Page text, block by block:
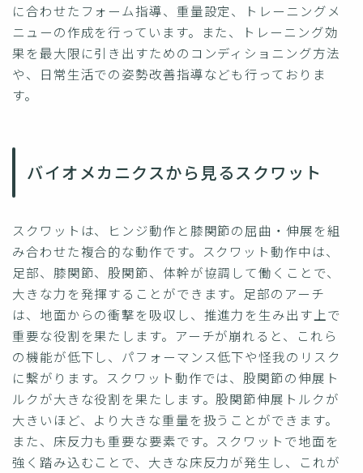
に合わせたフォーム指導、重量設定、トレーニングメ
ニューの作成を行っています。また、トレーニング効
果を最大限に引き出すためのコンディショニング方法
や、日常生活での姿勢改善指導なども行っておりま
す。
バイオメカニクスから見るスクワット
スクワットは、ヒンジ動作と膝関節の屈曲・伸展を組
み合わせた複合的な動作です。スクワット動作中は、
足部、膝関節、股関節、体幹が協調して働くことで、
大きな力を発揮することができます。足部のアーチ
は、地面からの衝撃を吸収し、推進力を生み出す上で
重要な役割を果たします。アーチが崩れると、これら
の機能が低下し、パフォーマンス低下や怪我のリスク
に繋がります。スクワット動作では、股関節の伸展ト
ルクが大きな役割を果たします。股関節伸展トルクが
大きいほど、より大きな重量を扱うことができます。
また、床反力も重要な要素です。スクワットで地面を
強く踏み込むことで、大きな床反力が発生し、これが